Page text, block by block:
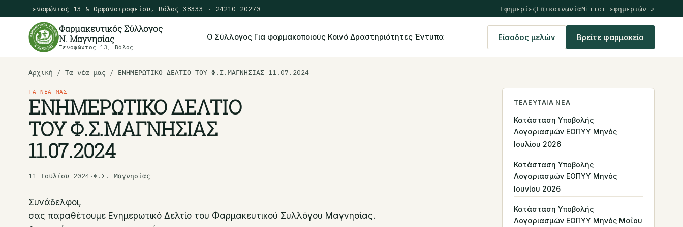
Ξενοφώντος 13 & Ορφανοτροφείου, Βόλος 38333 · 24210 20270 ΕφημερίεςΕπικοινωνίαMirror εφημεριών ↗
Φαρμακευτικός Σύλλογος
Ν. Μαγνησίας
Ξενοφώντος 13, Βόλος
Ο Σύλλογος Για φαρμακοποιούς Κοινό Δραστηριότητες Έντυπα Είσοδος μελών Βρείτε φαρμακείο
Αρχική / Τα νέα μας / ΕΝΗΜΕΡΩΤΙΚΟ ΔΕΛΤΙΟ ΤΟΥ Φ.Σ.ΜΑΓΝΗΣΙΑΣ 11.07.2024
ΤΑ ΝΈΑ ΜΑΣ
ΕΝΗΜΕΡΩΤΙΚΟ ΔΕΛΤΙΟ
ΤΟΥ Φ.Σ.ΜΑΓΝΗΣΙΑΣ
11.07.2024
11 Ιουλίου 2024·Φ.Σ. Μαγνησίας
Συνάδελφοι,
σας παραθέτουμε Ενημερωτικό Δελτίο του Φαρμακευτικού Συλλόγου Μαγνησίας.
ΤΕΛΕΥΤΑΊΑ ΝΈΑ
Κατάσταση Υποβολής
Λογαριασμών ΕΟΠΥΥ Μηνός
Ιουλίου 2026
Κατάσταση Υποβολής
Λογαριασμών ΕΟΠΥΥ Μηνός
Ιουνίου 2026
Κατάσταση Υποβολής
Λογαριασμών ΕΟΠΥΥ Μηνός Μαΐου